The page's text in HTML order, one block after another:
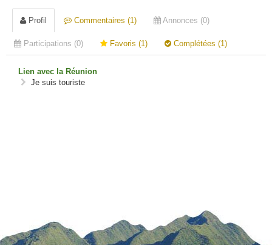
Profil Commentaires (1) Annonces (0)
Participations (0) Favoris (1) Complétées (1)
Lien avec la Réunion
Je suis touriste